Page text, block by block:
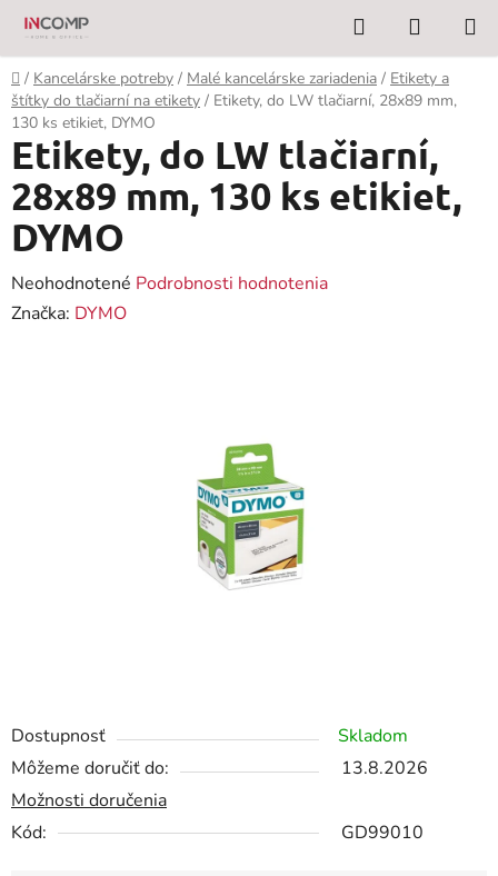
Prejsť
obsah
Hľadať
KOŠÍK
Domov
/ Kancelárske potreby / Malé kancelárske zariadenia / Etikety a
štítky do tlačiarní na etikety / Etikety, do LW tlačiarní, 28x89 mm,
130 ks etikiet, DYMO
Dostupnosť
Skladom
Môžeme doručiť do:
13.8.2026
Možnosti doručenia
Kód:
GD99010
Etikety, do LW tlačiarní,
28x89 mm, 130 ks etikiet,
DYMO
Priemerné
hodnotenie
Neohodnotené Podrobnosti hodnotenia
Značka: DYMO